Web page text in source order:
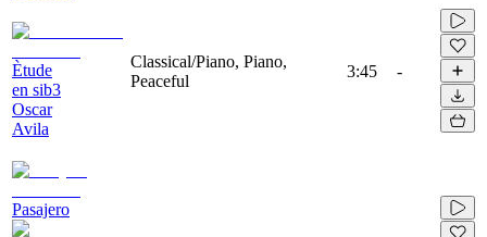
Ètude
en sib3
Oscar
Avila
Classical/Piano, Piano,
Peaceful
3:45 -
Pasajero